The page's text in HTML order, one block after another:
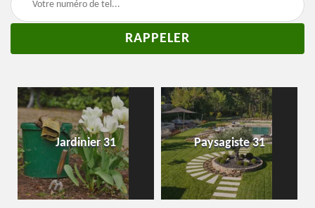
Jardinier 31 Paysagiste 31